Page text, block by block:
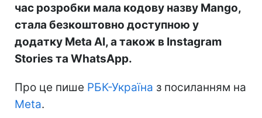
час розробки мала кодову назву Mango,
стала безкоштовно доступною у
додатку Meta AI, а також в Instagram
Stories та WhatsApp.
Про це пише РБК-Україна з посиланням на
Meta.